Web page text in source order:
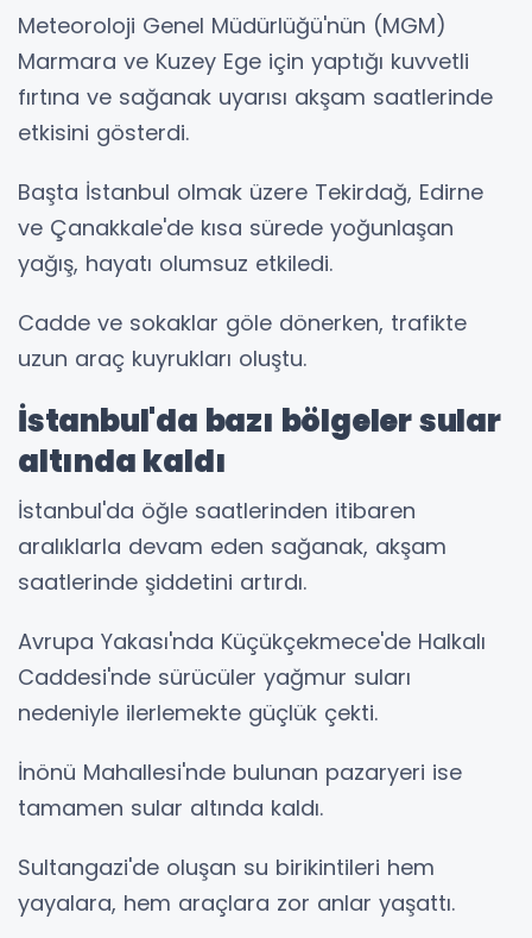
Meteoroloji Genel Müdürlüğü'nün (MGM)
Marmara ve Kuzey Ege için yaptığı kuvvetli
fırtına ve sağanak uyarısı akşam saatlerinde
etkisini gösterdi.
Başta İstanbul olmak üzere Tekirdağ, Edirne
ve Çanakkale'de kısa sürede yoğunlaşan
yağış, hayatı olumsuz etkiledi.
Cadde ve sokaklar göle dönerken, trafikte
uzun araç kuyrukları oluştu.
İstanbul'da bazı bölgeler sular
altında kaldı
İstanbul'da öğle saatlerinden itibaren
aralıklarla devam eden sağanak, akşam
saatlerinde şiddetini artırdı.
Avrupa Yakası'nda Küçükçekmece'de Halkalı
Caddesi'nde sürücüler yağmur suları
nedeniyle ilerlemekte güçlük çekti.
İnönü Mahallesi'nde bulunan pazaryeri ise
tamamen sular altında kaldı.
Sultangazi'de oluşan su birikintileri hem
yayalara, hem araçlara zor anlar yaşattı.